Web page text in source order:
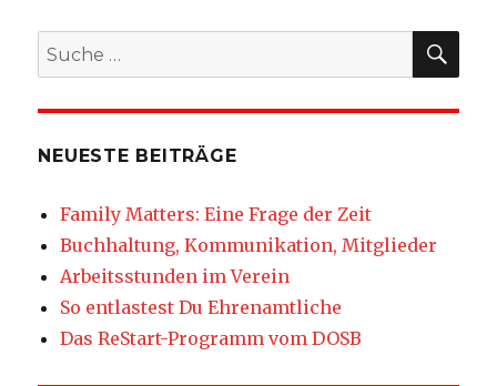
Suche
nach:
NEUESTE BEITRÄGE
Family Matters: Eine Frage der Zeit
Buchhaltung, Kommunikation, Mitglieder
Arbeitsstunden im Verein
So entlastest Du Ehrenamtliche
Das ReStart-Programm vom DOSB